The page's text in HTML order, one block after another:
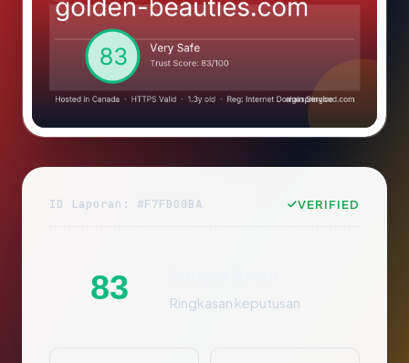
ID Laporan: #F7FB00BA VERIFIED
83 Ringkasan keputusan